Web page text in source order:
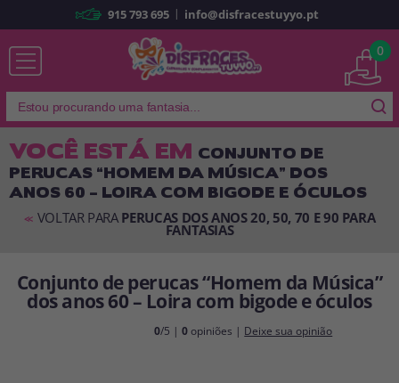
Já sou cliente
Lembrar-me Esqueceu sua senha?
ENTRAR
É a minha primeira vez
Sou novo
915 793 695 | info@disfracestuyyo.pt
0
VOCÊ ESTÁ EM CONJUNTO DE
PERUCAS “HOMEM DA MÚSICA” DOS
ANOS 60 – LOIRA COM BIGODE E ÓCULOS
<< VOLTAR PARA PERUCAS DOS ANOS 20, 50, 70 E 90 PARA
FANTASIAS
Conjunto de perucas “Homem da Música”
dos anos 60 – Loira com bigode e óculos
0/5 |0 opiniões | Deixe sua opinião